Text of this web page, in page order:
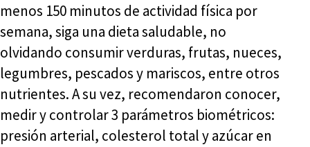
menos 150 minutos de actividad física por
semana, siga una dieta saludable, no
olvidando consumir verduras, frutas, nueces,
legumbres, pescados y mariscos, entre otros
nutrientes. A su vez, recomendaron conocer,
medir y controlar 3 parámetros biométricos:
presión arterial, colesterol total y azúcar en